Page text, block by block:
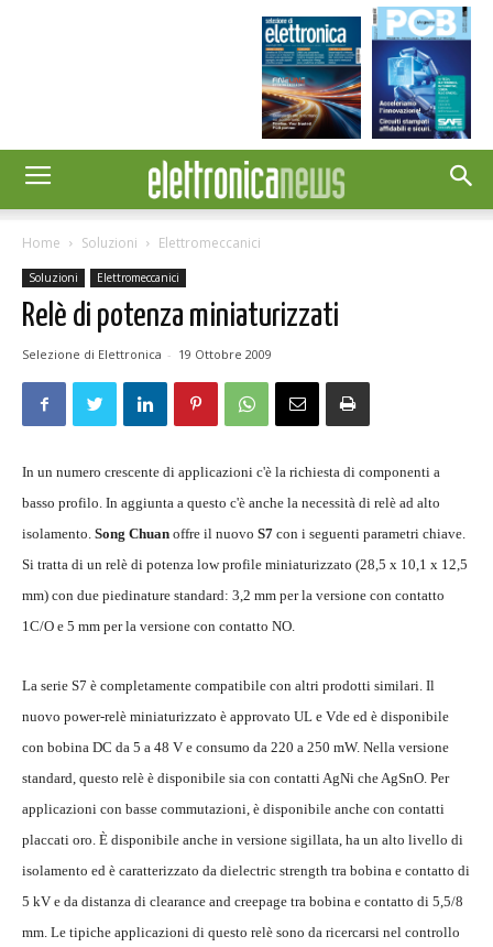
Home Soluzioni Elettromeccanici
Soluzioni Elettromeccanici
Relè di potenza miniaturizzati
Selezione di Elettronica - 19 Ottobre 2009
In un numero crescente di applicazioni c'è la richiesta di componenti a
basso profilo. In aggiunta a questo c'è anche la necessità di relè ad alto
isolamento. Song Chuan offre il nuovo S7 con i seguenti parametri chiave.
Si tratta di un relè di potenza low profile miniaturizzato (28,5 x 10,1 x 12,5
mm) con due piedinature standard: 3,2 mm per la versione con contatto
1C/O e 5 mm per la versione con contatto NO.
La serie S7 è completamente compatibile con altri prodotti similari. Il
nuovo power-relè miniaturizzato è approvato UL e Vde ed è disponibile
con bobina DC da 5 a 48 V e consumo da 220 a 250 mW. Nella versione
standard, questo relè è disponibile sia con contatti AgNi che AgSnO. Per
applicazioni con basse commutazioni, è disponibile anche con contatti
placcati oro. È disponibile anche in versione sigillata, ha un alto livello di
isolamento ed è caratterizzato da dielectric strength tra bobina e contatto di
5 kV e da distanza di clearance and creepage tra bobina e contatto di 5,5/8
mm. Le tipiche applicazioni di questo relè sono da ricercarsi nel controllo